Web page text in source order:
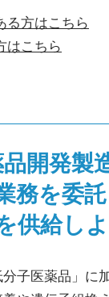
る方はこちら
はこちら
品開発製
務を委
供給し
子医薬品」に